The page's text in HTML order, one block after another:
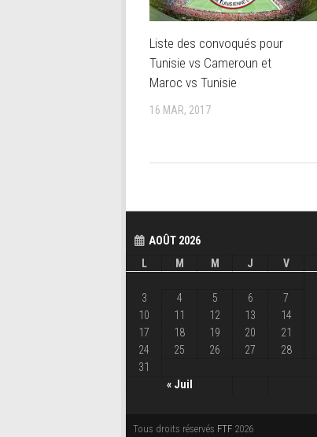
Liste des convoqués pour
Tunisie vs Cameroun et
Maroc vs Tunisie
16 MAR, 2017
AOÛT 2026
L
M M J V
« Juil
3
4 5 6 7
10
11 12 13 14
17
18 19 20 21
24
25 26 27 28
31
Tous droits réservés FTF 2026